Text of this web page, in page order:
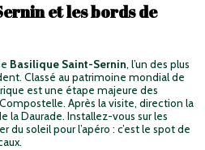
et les bords de
Basilique Saint-Sernin, l’un des plus
Classé au patrimoine mondial de
est une étape majeure des
Après la visite, direction la
la Daurade. Installez-vous sur les
du soleil pour l’apéro : c’est le spot de